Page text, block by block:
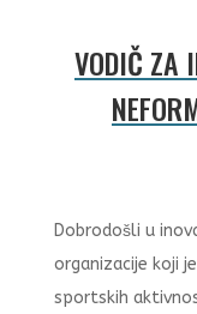
VODIČ ZA
Dobrodošli u
organizacije koji
sportskih